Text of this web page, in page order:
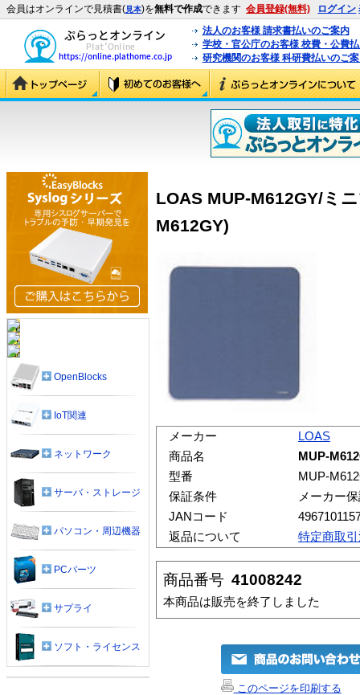
会員はオンラインで見積書(見本)を無料で作成できます 会員登録(無料) ログイン
法人のお客様 請求書払いのご案内
学校・官公庁のお客様 校費・公費
研究機関のお客様 科研費払いのご
LOAS MUP-M612GY/ミ
M612GY)
メーカー
LOAS
商品名
MUP-
型番
MUP-
保証条件
メーカー
JANコード
返品について
特定商取
商品番号 41008242
本商品は販売を終了しました
このページを印刷する
OpenBlocks
IoT関連
ネットワーク
サーバ・ストレージ
パソコン・周辺機器
PCパーツ
サプライ
ソフト・ライセンス